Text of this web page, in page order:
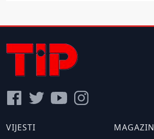
VIJESTI
MAGAZIN